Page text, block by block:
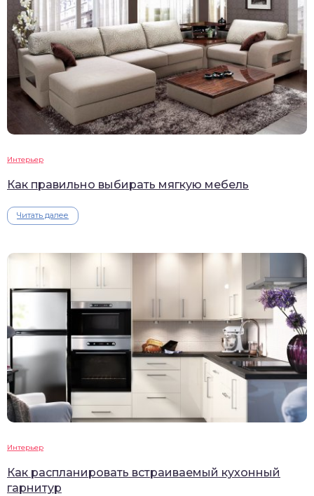
Интерьер
Как правильно выбирать мягкую мебель
Читать далее
Интерьер
Как распланировать встраиваемый кухонный
гарнитур